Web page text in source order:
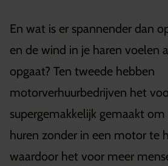
En wat is er spannender dan
en de wind in je haren voelen
opgaat? Ten tweede hebben
motorverhuurbedrijven het
supergemakkelijk gemaakt
huren zonder in een motor te
waardoor het voor meer